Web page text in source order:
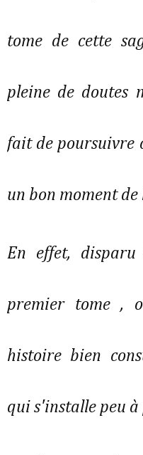
tome de cette
pleine de doutes
fait de poursuivre
un bon moment de
En effet,
premier tome ,
histoire bien
qui s'installe peu à